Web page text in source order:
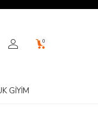
0
GIYIM